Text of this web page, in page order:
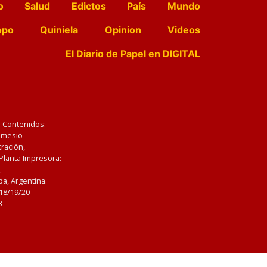
Salud Edictos País
Mundo
Quiniela Opinion
Videos
El Diario de Papel en DIGITAL
Impresora:
Argentina.
19/20